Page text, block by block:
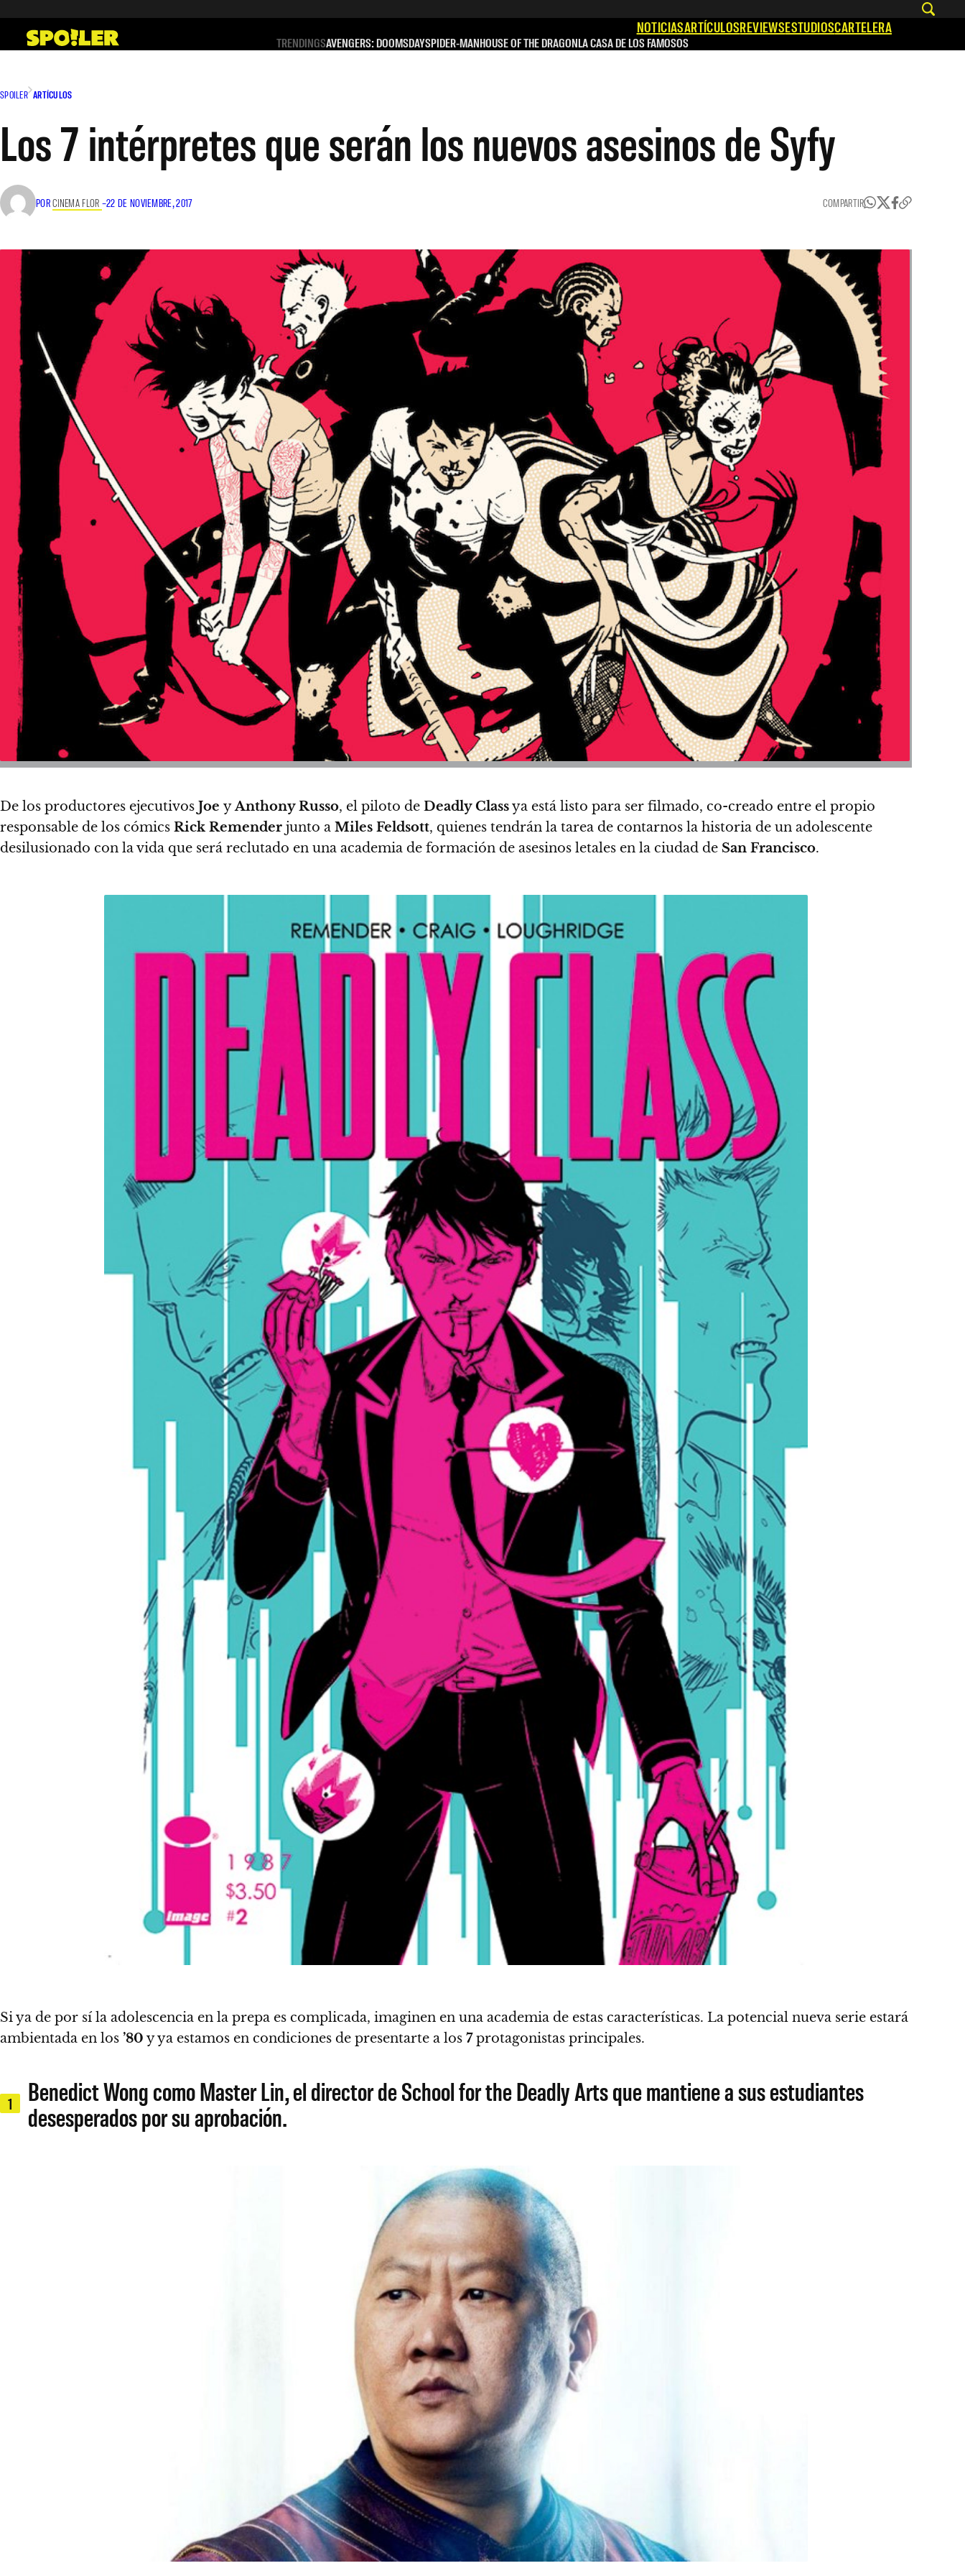
contenido
NOTICIASARTÍCULOSREVIEWSESTUDIOSCARTELERA
TRENDINGSAVENGERS: DOOMSDAYSPIDER-MANHOUSE OF THE DRAGONLA CASA DE LOS FAMOSOS
SPOILER ARTÍCULOS
Los 7 intérpretes que serán los nuevos asesinos de Syfy
PORCINEMA FLOR –22 DE NOVIEMBRE, 2017 COMPARTIR
De los productores ejecutivos Joe yAnthony Russo, el piloto de Deadly Classya está listo para ser filmado, co-creado entre el propio
responsable de los cómics Rick Remender junto a Miles Feldsott, quienes tendrán la tarea de contarnos la historia de un adolescente
desilusionado con la vida que será reclutado en una academia de formación de asesinos letales en la ciudad de San Francisco.
Si ya de por sí la adolescencia en la prepa es complicada, imaginen en una academia de estas características. La potencial nueva serie estará
ambientada en los ’80 y ya estamos en condiciones de presentarte a los 7protagonistas principales.
1
Benedict Wong como Master Lin, el director de School for the Deadly Arts que mantiene a sus estudiantes
desesperados por su aprobación.